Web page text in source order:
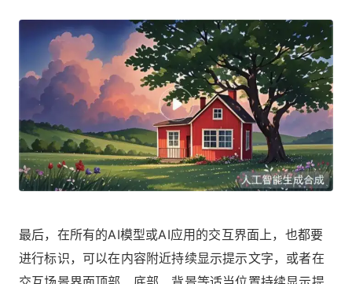
最后，在所有的AI模型或AI应用的交互界面上，也都要
进行标识，可以在内容附近持续显示提示文字，或者在